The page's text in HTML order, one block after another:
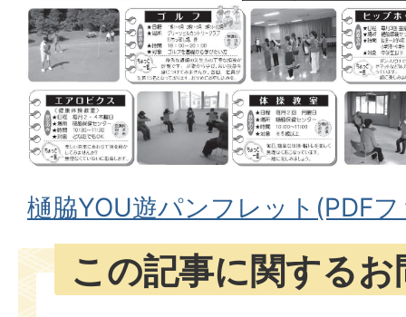
樋脇YOU遊パンフレット(PDF
この記事に関する